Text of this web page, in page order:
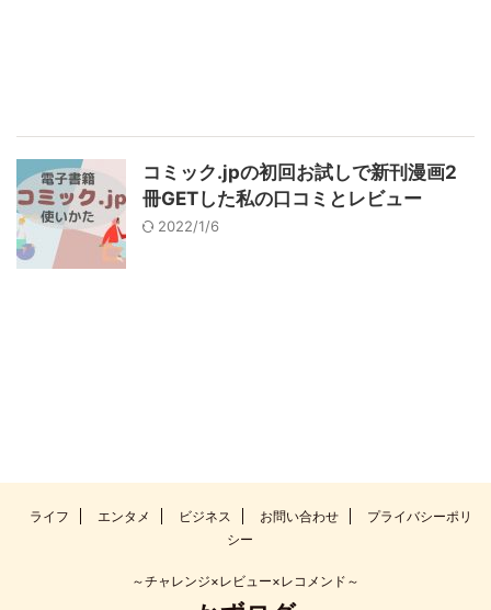
コミック.jpの初回お試しで新刊漫画2
冊GETした私の口コミとレビュー
2022/1/6
ライフ エンタメ ビジネス お問い合わせ
プライバシーポリ
シー
～チャレンジ×レビュー×レコメンド～